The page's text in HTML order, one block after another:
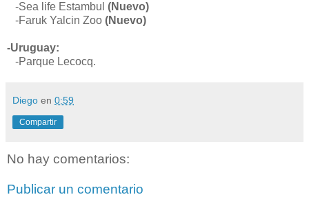
-Sea life Estambul (Nuevo)
-Faruk Yalcin Zoo (Nuevo)
-Uruguay:
-Parque Lecocq.
Diego en 0:59
Compartir
No hay comentarios:
Publicar un comentario